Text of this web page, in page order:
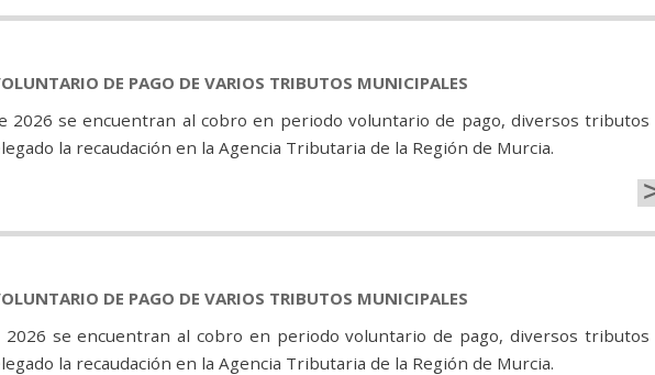
DE PAGO DE VARIOS TRIBUTOS MUNICIPALES
2026 se encuentran al cobro en periodo voluntario de pago, diversos tributos
la recaudación en la Agencia Tributaria de la Región de Murcia.
DE PAGO DE VARIOS TRIBUTOS MUNICIPALES
2026 se encuentran al cobro en periodo voluntario de pago, diversos tributos
la recaudación en la Agencia Tributaria de la Región de Murcia.